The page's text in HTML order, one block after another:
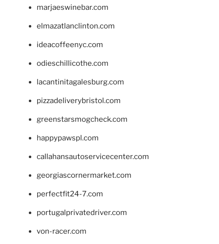
marjaeswinebar.com
elmazatlanclinton.com
ideacoffeenyc.com
odieschillicothe.com
lacantinitagalesburg.com
pizzadeliverybristol.com
greenstarsmogcheck.com
happypawspl.com
callahansautoservicecenter.com
georgiascornermarket.com
perfectfit24-7.com
portugalprivatedriver.com
von-racer.com